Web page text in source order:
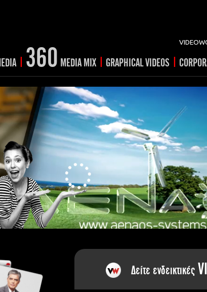
advertising
video shorts
Prints
& mix
Media
| 360 MEDIA MIX | GRAPHICAL VIDEOS |
Δείτε ενδεικτικές